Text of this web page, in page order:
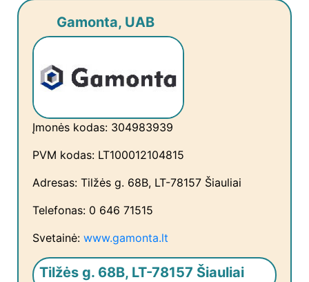
Gamonta, UAB
Įmonės kodas: 304983939
PVM kodas: LT100012104815
Adresas: Tilžės g. 68B, LT-78157 Šiauliai
Telefonas: 0 646 71515
Svetainė: www.gamonta.lt
Tilžės g. 68B, LT-78157 Šiauliai